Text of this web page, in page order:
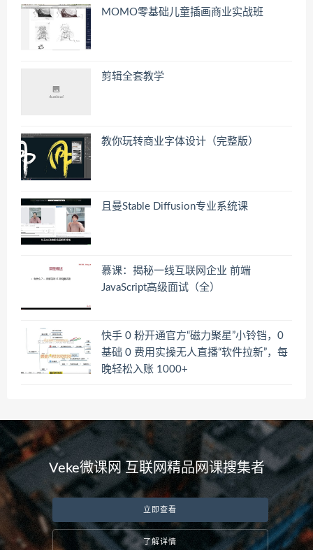
MOMO零基础儿童插画商业实战班
剪辑全套教学
教你玩转商业字体设计（完整版）
且曼Stable Diffusion专业系统课
慕课：揭秘一线互联网企业 前端
JavaScript高级面试（全）
快手 0 粉开通官方“磁力聚星”小铃铛，0
基础 0 费用实操无人直播“软件拉新”，每
晚轻松入账 1000+
Veke微课网 互联网精品网课搜集者
立即查看
了解详情